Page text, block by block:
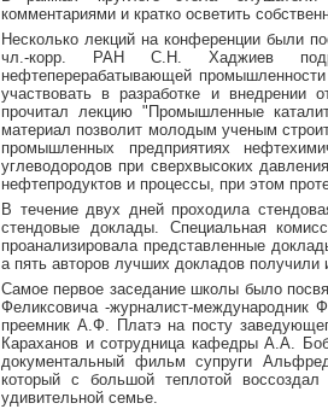
комментариями и кратко осветить
Несколько лекций на конференции были
чл.-корр. РАН С.Н. Хаджиев
нефтеперерабатывающей
участвовать в разработке и внедрении
прочитал лекцию "Промышленные
материал позволит молодым ученым
промышленных предприятиях
углеводородов при сверхвысоких
нефтепродуктов и процессы, при этом
В течение двух дней проходила
стендовые доклады. Специальная
проанализировала представленные
а пять авторов лучших докладов
Самое первое заседание школы было
Феликсовича -журналист-
преемник А.Ф. Платэ на посту
Караханов и сотрудница кафедры А.А.
документальный фильм супруги
который с большой теплотой
удивительной семье.